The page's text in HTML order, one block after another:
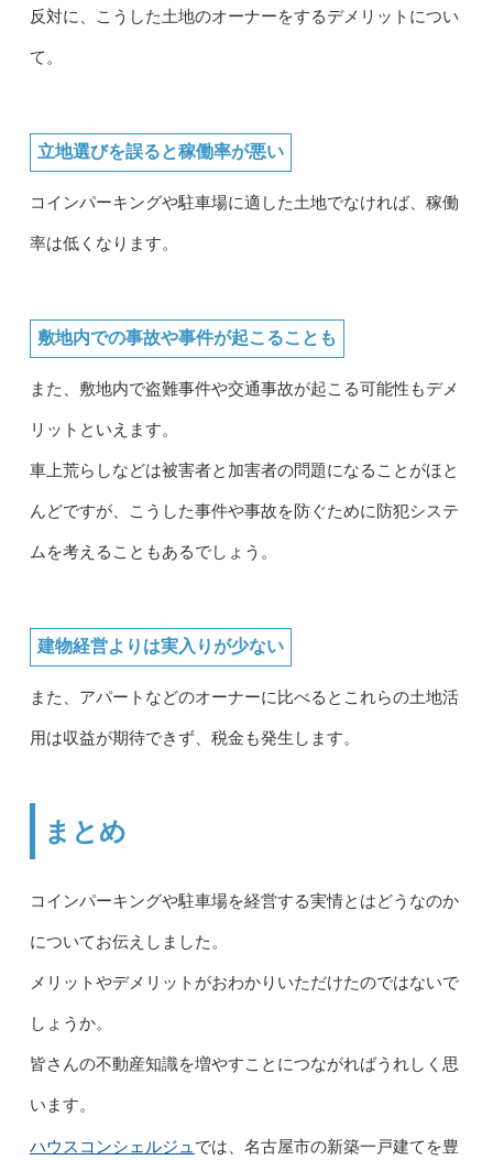
反対に、こうした土地のオーナーをするデメリットについ
て。
立地選びを誤ると稼働率が悪い
コインパーキングや駐車場に適した土地でなければ、稼働
率は低くなります。
敷地内での事故や事件が起こることも
また、敷地内で盗難事件や交通事故が起こる可能性もデメ
リットといえます。
車上荒らしなどは被害者と加害者の問題になることがほと
んどですが、こうした事件や事故を防ぐために防犯システ
ムを考えることもあるでしょう。
建物経営よりは実入りが少ない
また、アパートなどのオーナーに比べるとこれらの土地活
用は収益が期待できず、税金も発生します。
まとめ
コインパーキングや駐車場を経営する実情とはどうなのか
についてお伝えしました。
メリットやデメリットがおわかりいただけたのではないで
しょうか。
皆さんの不動産知識を増やすことにつながればうれしく思
います。
ハウスコンシェルジュ では、名古屋市の新築一戸建てを豊